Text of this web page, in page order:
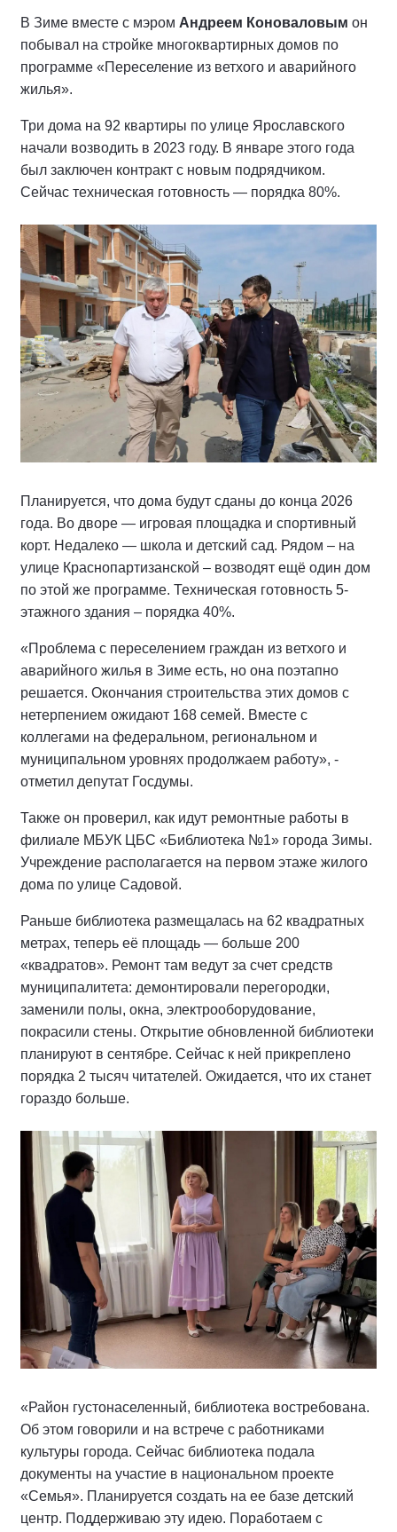
В Зиме вместе с мэром Андреем Коноваловым он
побывал на стройке многоквартирных домов по
программе «Переселение из ветхого и аварийного
жилья».
Три дома на 92 квартиры по улице Ярославского
начали возводить в 2023 году. В январе этого года
был заключен контракт с новым подрядчиком.
Сейчас техническая готовность — порядка 80%.
Планируется, что дома будут сданы до конца 2026
года. Во дворе — игровая площадка и спортивный
корт. Недалеко — школа и детский сад. Рядом – на
улице Краснопартизанской – возводят ещё один дом
по этой же программе. Техническая готовность 5-
этажного здания – порядка 40%.
«Проблема с переселением граждан из ветхого и
аварийного жилья в Зиме есть, но она поэтапно
решается. Окончания строительства этих домов с
нетерпением ожидают 168 семей. Вместе с
коллегами на федеральном, региональном и
муниципальном уровнях продолжаем работу», -
отметил депутат Госдумы.
Также он проверил, как идут ремонтные работы в
филиале МБУК ЦБС «Библиотека №1» города Зимы.
Учреждение располагается на первом этаже жилого
дома по улице Садовой.
Раньше библиотека размещалась на 62 квадратных
метрах, теперь её площадь — больше 200
«квадратов». Ремонт там ведут за счет средств
муниципалитета: демонтировали перегородки,
заменили полы, окна, электрооборудование,
покрасили стены. Открытие обновленной библиотеки
планируют в сентябре. Сейчас к ней прикреплено
порядка 2 тысяч читателей. Ожидается, что их станет
гораздо больше.
«Район густонаселенный, библиотека востребована.
Об этом говорили и на встрече с работниками
культуры города. Сейчас библиотека подала
документы на участие в национальном проекте
«Семья». Планируется создать на ее базе детский
центр. Поддерживаю эту идею. Поработаем с